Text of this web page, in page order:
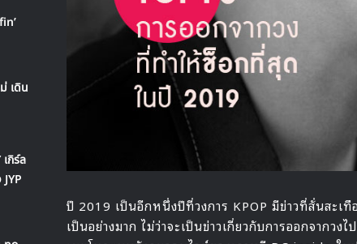
ปี 2019 เป็นอีกหนึ่งปีที่วงการ KPOP มีข่าวที่สั่นสะเ
เป็นอย่างมาก ไม่ว่าจะเป็นข่าวเกี่ยวกับการออกจากว
เดิน
กิร์ล